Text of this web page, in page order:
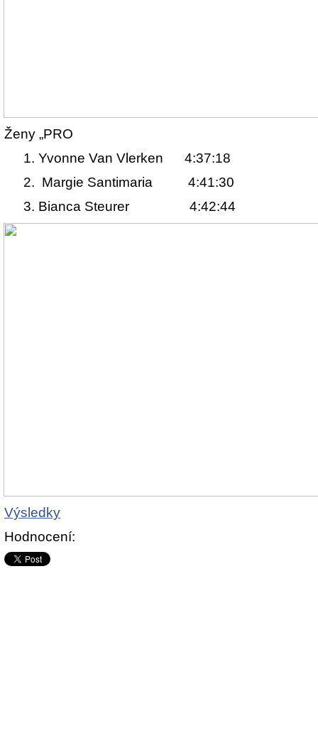
Ženy „PRO
1. Yvonne Van Vlerken 4:37:18
2. Margie Santimaria 4:41:30
3. Bianca Steurer 4:42:44
Výsledky
Hodnocení: